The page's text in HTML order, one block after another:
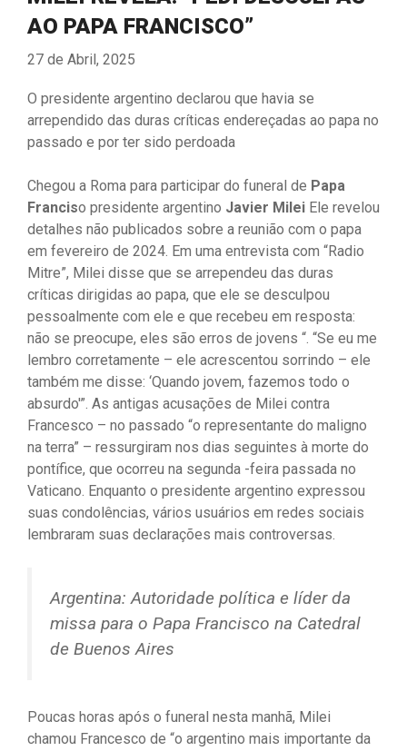
AO PAPA FRANCISCO”
27 de Abril, 2025
O presidente argentino declarou que havia se
arrependido das duras críticas endereçadas ao papa no
passado e por ter sido perdoada
Chegou a Roma para participar do funeral de Papa
Franciso presidente argentino Javier Milei Ele revelou
detalhes não publicados sobre a reunião com o papa
em fevereiro de 2024. Em uma entrevista com “Radio
Mitre”, Milei disse que se arrependeu das duras
críticas dirigidas ao papa, que ele se desculpou
pessoalmente com ele e que recebeu em resposta:
não se preocupe, eles são erros de jovens “. “Se eu me
lembro corretamente – ele acrescentou sorrindo – ele
também me disse: ‘Quando jovem, fazemos todo o
absurdo'”. As antigas acusações de Milei contra
Francesco – no passado “o representante do maligno
na terra” – ressurgiram nos dias seguintes à morte do
pontífice, que ocorreu na segunda -feira passada no
Vaticano. Enquanto o presidente argentino expressou
suas condolências, vários usuários em redes sociais
lembraram suas declarações mais controversas.
Argentina: Autoridade política e líder da
missa para o Papa Francisco na Catedral
de Buenos Aires
Poucas horas após o funeral nesta manhã, Milei
chamou Francesco de “o argentino mais importante da